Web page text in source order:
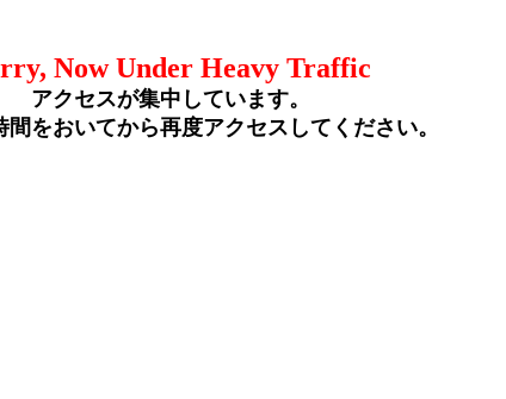
Now Under Heavy Traffic
アクセスが集中しています。
間をおいてから再度アクセスしてください。